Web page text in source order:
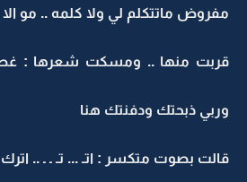
مفروض ماتتكلم لي ولا كلمه .. مو
قربت منها .. ومسكت شعرها :
وربي ذبحتك ودفنتك هنا
قالت بصوت متكسر : اتـ ... تـ ـ ـ ..